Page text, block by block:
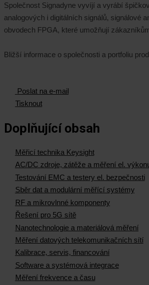
Společnost Signadyne vyvíjí a vyrábí
analogových i digitálních signálů, signálové
obvodech FPGA, které umožňují
Bližší informace o společnosti a portfoliu
Poslat na e-mail
Tisknout
Doplňující obsah
Měřicí technika Keysight
AC/DC zdroje, zátěže a měření el.
Testování EMC a testery el. bezpečnosti
Sběr dat a modulární měřící systémy
RF a mikrovlnné komponenty
Řešení pro 5G sítě
Nanotechnologie a materiálová měření
Měření datových telekomunikačních sítí
Kalibrace, servis, financování
Software a systémová integrace
Měření frekvence a času